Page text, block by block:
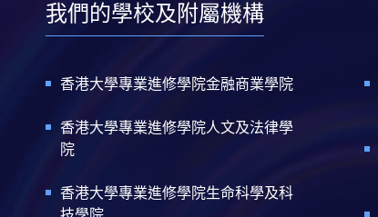
我們的學校及附屬機構
香港大學專業進修學院金融商業學院
香港大學專業進修學院人文及法律學
院
香港大學專業進修學院生命科學及科